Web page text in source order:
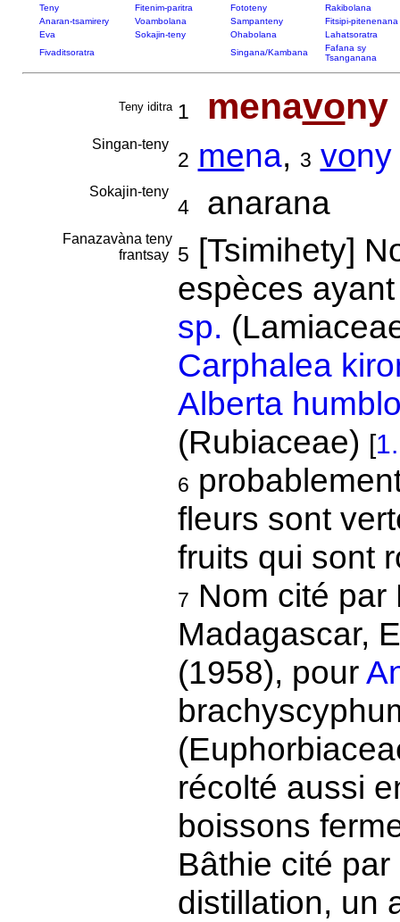
Teny Fitenim-paritra Fototeny
Rakibolana
Anaran-tsamirery
Voambolana Sampanteny
Fitsipi-pitenenana
Eva
Sokajin-teny Ohabolana
Lahatsoratra
Fivaditsoratra
Singana/Kambana
Fafana sy
Tsanganana
Teny iditra 1 menavony
Singan-teny
2 mena, 3 vony
Sokajin-teny
4anarana
Fanazavàna teny
frantsay
5 [Tsimihety]
espèces
sp.
Carphalea
Alberta
(Rubiaceae) [
6
fleurs sont
fruits qui sont
7 Nom cité par
Madagascar,
(1958), pour
récolté aussi
boissons
Bâthie cité
distillation, un